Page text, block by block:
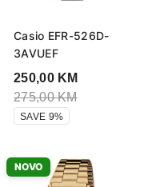
Casio EFR-526D-
3AVUEF
250,00 KM
275,00KM
SAVE 9%
NOVO